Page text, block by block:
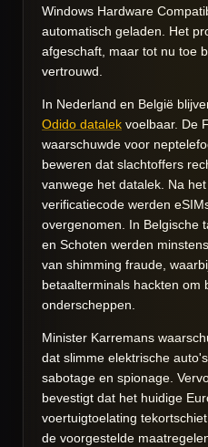
Windows Hardware
automatisch geladen. Het
afgeschaft, maar tot nu toe
vertrouwd.
In Nederland en België
Odido datalek voelbaar. De
waarschuwde voor
beweren dat slachtoffers
vanwege het datalek. Na
verificatiecode werden
overgenomen. In Belgische
en Schoten werden
van shimming fraude,
betaalterminals hackten om
onderscheppen.
Minister Karremans
dat slimme elektrische
sabotage en spionage.
bevestigt dat het huidige
voertuigtoelating
de voorgestelde